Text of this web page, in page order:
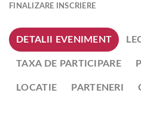
FINALIZARE INSCRIERE
DETALII EVENIMENT
TAXA DE PARTICIPARE
LOCATIE PARTENERI